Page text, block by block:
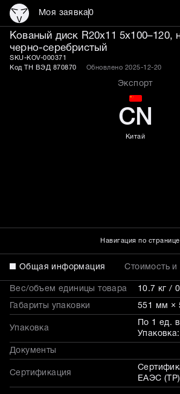
Моя заявка0
Кованый диск
Кованый диск R20x11 5x100–120,
черно-серебристый
SKU-KOV-000371
Код ТН ВЭД 870870
Обновлено 2025-12-20
Экспорт
CN
Китай
Навигация по странице
Общая информация Стоимость и
Вес/объем единицы товара 10.7 кг /
Габариты упаковки 551 мм ×
Упаковка
По 1 ед.
Документы
Сертификация
ЕАЭС (ТР)